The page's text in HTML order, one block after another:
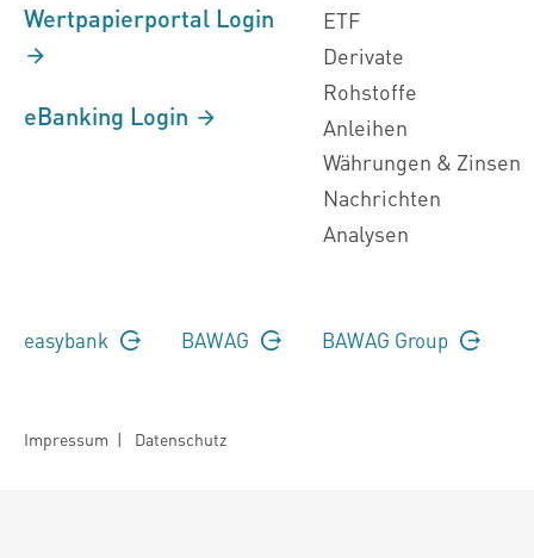
Wertpapierportal Login
eBanking Login
ETF
Derivate
Rohstoffe
Anleihen
Währungen & Zinsen
Nachrichten
Analysen
easybank BAWAG BAWAG Group
Impressum | Datenschutz